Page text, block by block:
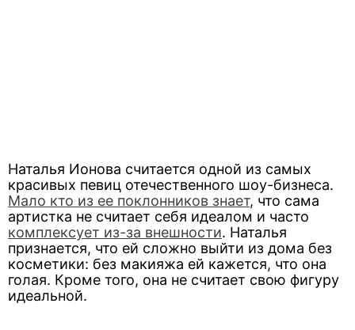
Наталья Ионова считается одной из самых
красивых певиц отечественного шоу-бизнеса.
Мало кто из ее поклонников знает, что сама
артистка не считает себя идеалом и часто
комплексует из-за внешности. Наталья
признается, что ей сложно выйти из дома без
косметики: без макияжа ей кажется, что она
голая. Кроме того, она не считает свою фигуру
идеальной.